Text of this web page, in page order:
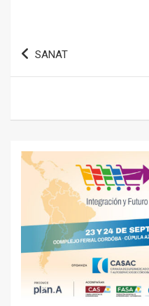
Navegación
SANAT